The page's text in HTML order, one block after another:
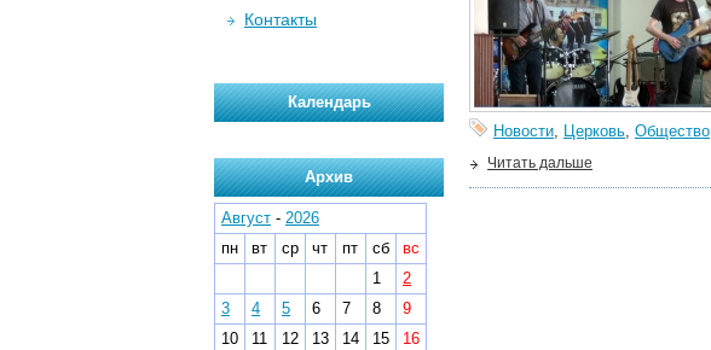
Новости, Церковь, Общество
Читать дальше
Контакты
Календарь
Архив
Август - 2026
пн
вт ср чт пт сб
вс
1
2
3
4 5 6 7 8
9
10
11 12 13 14 15
16